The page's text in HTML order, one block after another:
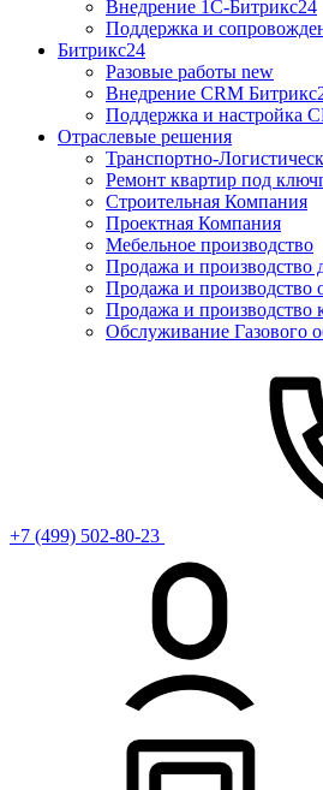
Внедрение 1C-Битрикс24
Поддержка и
Битрикс24
Разовые работы new
Внедрение CRM
Поддержка и настройка
Отраслевые решения
Транспортно-
Ремонт квартир под ключ
Строительная Компания
Проектная Компания
Мебельное производство
Продажа и производство
Продажа и производство
Продажа и производство
Обслуживание Газового
+7 (499) 502-80-23